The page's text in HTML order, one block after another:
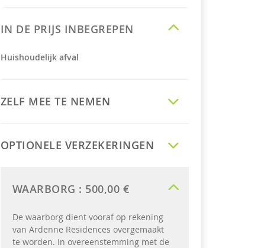
IN DE PRIJS INBEGREPEN
Huishoudelijk afval
ZELF MEE TE NEMEN
OPTIONELE VERZEKERINGEN
WAARBORG : 500,00 €
De waarborg dient vooraf op rekening
van Ardenne Residences overgemaakt
te worden. In overeenstemming met de